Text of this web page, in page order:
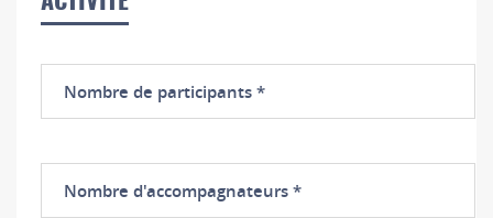
participants
d'accompagnateurs